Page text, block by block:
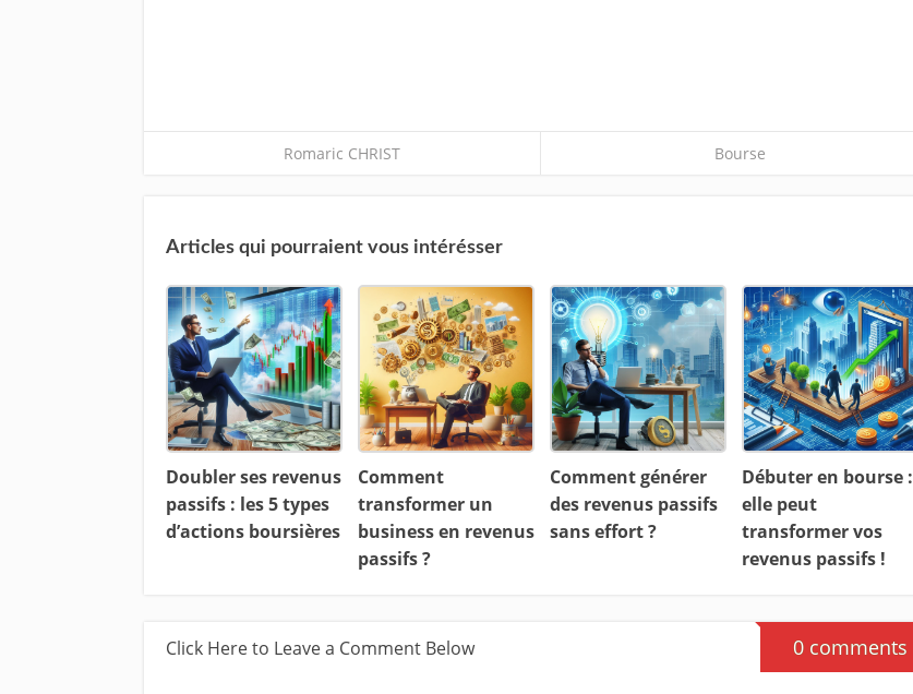
Romaric CHRIST Bourse
Articles qui pourraient vous intérésser
Doubler ses revenus
passifs : les 5 types
d’actions boursières
Comment
transformer un
business en revenus
passifs ?
Comment générer
des revenus passifs
sans effort ?
Débuter en bourse :
elle peut
transformer vos
revenus passifs !
Click Here to Leave a Comment Below 0 comments